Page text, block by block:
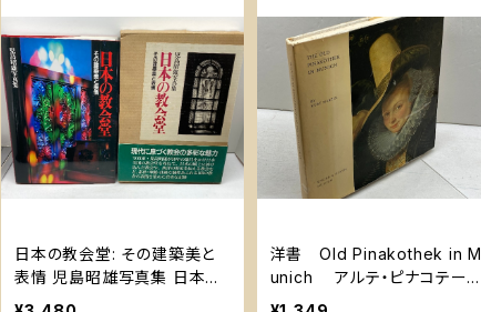
日本の教会堂: その建築美と
表情 児島昭雄写真集 日本基
督教団出版局 児島 昭雄
洋書 Old Pinakothek in M
unich アルテ・ピナコテー
ク (Europe & Its Art S.) Im